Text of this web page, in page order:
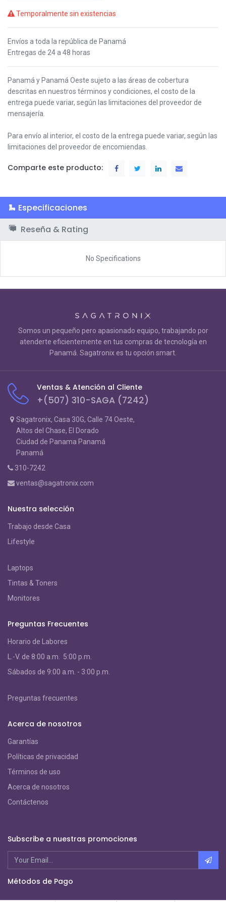
Temporalmente sin existencias
Envíos a toda la república de Panamá
Entregas de 24 a 48 horas
Panamá y Panamá Oeste sujeto a las áreas de cobertura
descritas en nuestros términos y condiciones, el costo de la
entrega puede variar, según las limitaciones del proveedor de
mensajería.
Para envío al interior, el costo de la entrega puede variar, según las
limitaciones del proveedor de encomiendas.
Comparte este producto:
Especificaciones
Reseña & Rating
No Specifications
Somos un pequeño pero apasionado equipo, trabajando por
atenderte eficientemente en tus compras de tecnología en
Panamá. Sagatronix es tu opción smart.
Ventas & Atención al Cliente
+(507) 310-SAGA (7242)
Sagatronix, Casa 30G, Calle 74 Oeste,
Altos del Chase, El Dorado
Ciudad de Panama Panamá
Panamá
310-7242
ventas@sagatronix.com
Nuestra selección
Trabajo desde Casa
Lifestyle
Laptops
Tintas & Toners
Monitores
Preguntas Frecuentes
Horario de Labores
L.-V. de 8:00 a.m. 5:00 p.m.
Sábados de 9:00 a.m. - 3:00 p.m.
Preguntas frecuentes
Acerca de nosotros
Garantías
Políticas de privacidad
Términos de uso
Acerca de nosotros
Contáctenos
Subscribe a nuestras promociones
Métodos de Pago